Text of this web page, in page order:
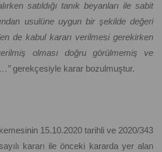
satıldığı tanık beyanları ile sabit
usulüne uygun bir şekilde değeri
de kabul kararı verilmesi gerekirken
olması doğru görülmemiş ve
gerekçesiyle karar bozulmuştur.
15.10.2020 tarihli ve 2020/343
kararı ile önceki kararda yer alan